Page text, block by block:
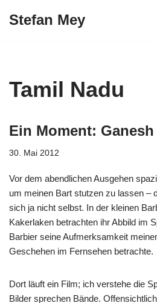
Stefan Mey
Tamil Nadu
Ein Moment:
30. Mai 2012
Vor dem abendlichen Ausgehen
um meinen Bart stutzen zu lassen –
sich ja nicht selbst. In der kleinen
Kakerlaken betrachten ihr Abbild im
Barbier seine Aufmerksamkeit
Geschehen im Fernsehen betrachte.
Dort läuft ein Film; ich verstehe die
Bilder sprechen Bände.